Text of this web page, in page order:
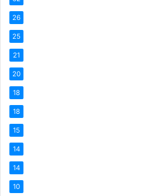
26
25
21
20
18
18
15
14
14
10